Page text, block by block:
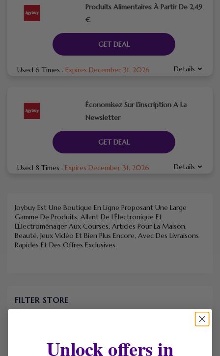
Produits Alimentaires À Partir De 2,49
€
GET DEAL
Used 6 Times . Expires December 31, 2026 Details
Économisez Sur L’inscription A La
Newsletter
GET DEAL
Used 8 Times . Expires December 31, 2026 Details
Joybuy Est Une Boutique En Ligne Proposant Une Large
Gamme De Produits, Allant De L’Électronique Et
L’Électroménager Aux Courses, Articles Pour La Maison,
Beauté, Jeux Vidéo Et Bien Plus Encore, Avec Des Livraisons
Rapides Et Des Offres Exclusives.
FILTER STORE
Free Shipping
Unlock offers in